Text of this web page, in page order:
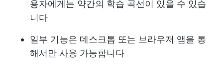
용자에게는 약간의 학습 곡선이 있을 수 있습
니다
일부 기능은 데스크톱 또는 브라우저 앱을 통
해서만 사용 가능합니다